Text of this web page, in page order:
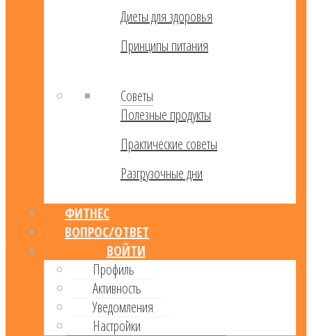
Диеты для здоровья
Принципы питания
Советы
Полезные продукты
Практические советы
Разгрузочные дни
ФИТНЕС
ВОПРОС/ОТВЕТ
ВОЙТИ
Профиль
Активность
Уведомления
Настройки